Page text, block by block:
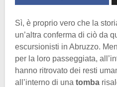
Sì, è proprio vero che la
un’altra conferma di ciò da
escursionisti in Abruzzo.
per la loro passeggiata,
hanno ritrovato dei resti
all’interno di una tomba